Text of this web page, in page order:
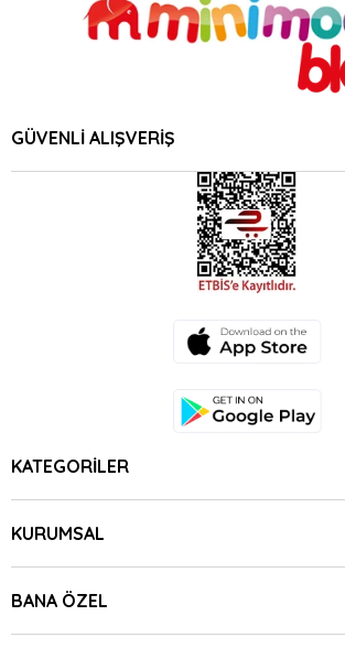
GÜVENLİ ALIŞVERİŞ
KATEGORİLER
KURUMSAL
BANA ÖZEL